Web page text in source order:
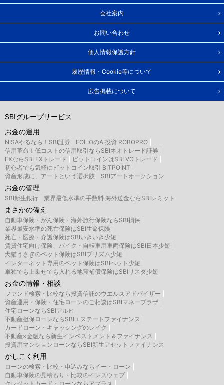
会社案内
お問い合わせ
個人情報保護方針
履歴情報・Cookie等について
広告掲載について
SBIグループサービス
お金の運用
NISAやるなら！SBI証券
FOLIOのAI投資 ROBOPRO
信用革命！低コストの信用取引ならSBIネオトレード証券
FXならSBI FXトレード
ビットコインはSBI VCトレード
初心者でも気軽にビットコイン取引 BITPOINT
資産形成に、アートという選択肢 SBIアートオークション
お金の管理
SBI新生銀行 業界最低水準の手数料 海外送金ならSBIレミット
まさかの備え
自動車保険・がん保険・海外旅行保険ならSBI損保
業界最安水準の死亡保険はSBI生命保険
死亡・医療・介護保険はSBIいきいき少短
賃貸住宅向け保険、バイク・自転車用車両保険はSBI日本少短
犬猫うさぎのペット保険はSBIプリズム少短
インターネット専用のペット保険はSBIペット少短
単独でも上乗せでも入れる地震補償保険はSBIリスタ少短
お金の情報・相談
ファンド検索・比較なら投資信託のウエルスアドバイザー
資産運用・保険・住宅ローンのご相談はSBIマネープラザ
住宅ローンならSBIアルヒ
不動産担保ローンならSBIエステートファイナンス
カードローン・キャッシングのレイク
不動産×金融なら新生インベストメント＆ファイナンス
投資用マンションローンならSBI新生アセットファイナンス
かしこく利用
ローンの検索・比較・申込みならイー・ローン
自動車保険の見積もり・比較のインズウェブ